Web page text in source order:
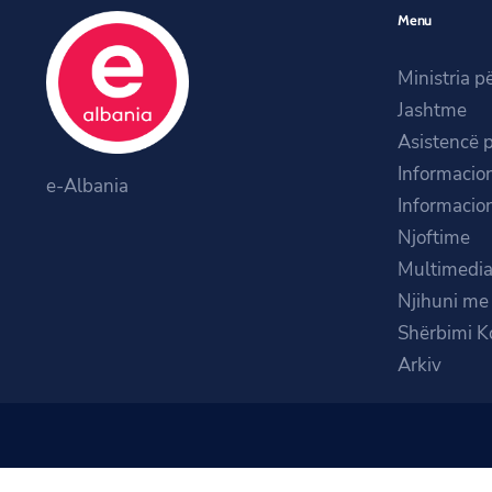
e-Albania
Menu
Ministria
Jashtme
Asistencë
Njoftime
Multimedia
Njihuni
Shërbimi
Arkiv